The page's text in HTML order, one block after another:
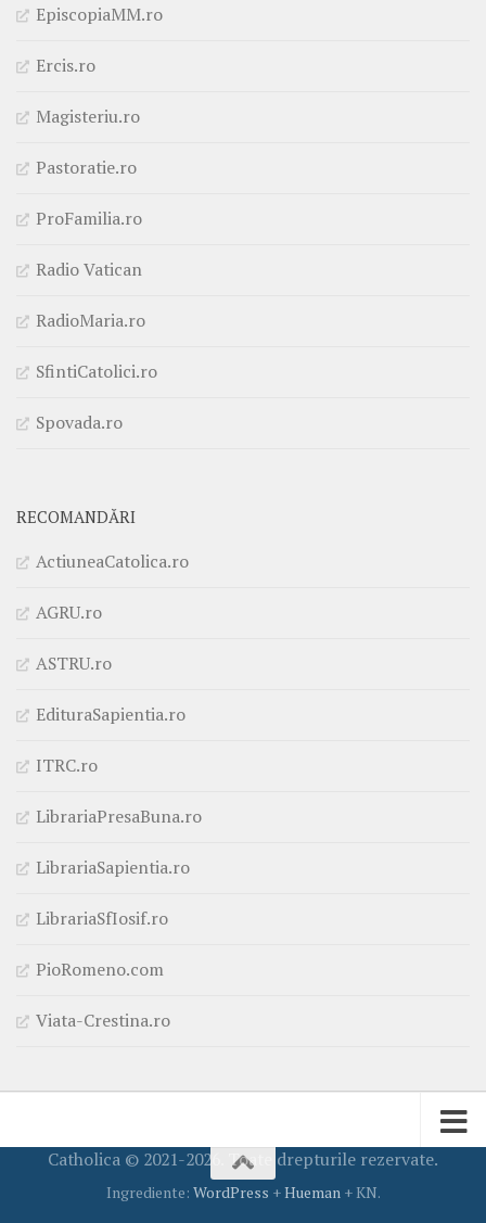
EpiscopiaMM.ro
Ercis.ro
Magisteriu.ro
Pastoratie.ro
ProFamilia.ro
Radio Vatican
RadioMaria.ro
SfintiCatolici.ro
Spovada.ro
RECOMANDĂRI
ActiuneaCatolica.ro
AGRU.ro
ASTRU.ro
EdituraSapientia.ro
ITRC.ro
LibrariaPresaBuna.ro
LibrariaSapientia.ro
LibrariaSfIosif.ro
PioRomeno.com
Viata-Crestina.ro
Catholica © 2021-2026. Toate drepturile rezervate.
Ingrediente: WordPress +Hueman+ KN.